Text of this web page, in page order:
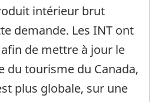
intérieur brut
demande. Les INT ont
de mettre à jour le
du tourisme du Canada,
plus globale, sur une